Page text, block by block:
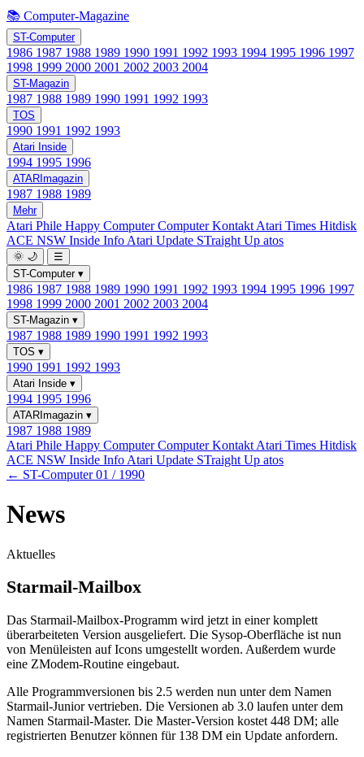
📚 Computer-Magazine
ST-Computer
1986 1987 1988 1989 1990 1991 1992 1993 1994 1995 1996 1997
1998 1999 2000 2001 2002 2003 2004
ST-Magazin
1987 1988 1989 1990 1991 1992 1993
TOS
1990 1991 1992 1993
Atari Inside
1994 1995 1996
ATARImagazin
1987 1988 1989
Mehr
Atari Phile Happy ComputerComputer Kontakt Atari Times Hitdisk
ACE NSW Inside Info Atari Update STraight Up atos
🌞 🌙
☰
ST-Computer ▾
1986 1987 1988 1989 1990 1991 1992 1993 1994 1995 1996 1997
1998 1999 2000 2001 2002 2003 2004
ST-Magazin ▾
1987 1988 1989 1990 1991 1992 1993
TOS ▾
1990 1991 1992 1993
Atari Inside ▾
1994 1995 1996
ATARImagazin ▾
1987 1988 1989
Atari Phile Happy ComputerComputer Kontakt Atari Times Hitdisk
ACE NSW Inside Info Atari Update STraight Up atos
← ST-Computer 01 / 1990
News
Aktuelles
Starmail-Mailbox
Das Starmail-Mailbox-Programm wird jetzt in einer komplett
überarbeiteten Version ausgeliefert. Die Sysop-Oberfläche ist nun
von Menüleisten auf Icons umgestellt worden. Außerdem wurde
eine ZModem-Routine eingebaut.
Alle Programmversionen bis 2.5 werden nun unter dem Namen
Starmail-Junior vertrieben. Die Versionen ab 3.0 laufen unter dem
Namen Starmail-Master. Die Master-Version kostet 448 DM; alle
registrierten Benutzer können für 138 DM ein Update anfordern.